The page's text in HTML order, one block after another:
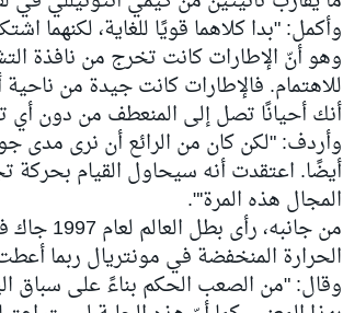
وأكمل: "بدا كلاهما قويًا للغاية، لكنهما
وهو أنّ الإطارات كانت تخرج من نافذة
للاهتمام. فالإطارات كانت جيدة من
أنك أحيانًا تصل إلى المنعطف من دون
وأردف: "لكن كان من الرائع أن نرى مدى
أيضًا. اعتقدت أنه سيحاول القيام
المجال هذه المرة'".
من
الحرارة المنخفضة في مونتريال ربما
وقال: "من الصعب الحكم بناءً على سباق